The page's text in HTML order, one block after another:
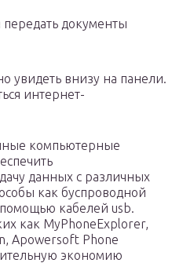
документы
увидеть внизу на панели.
интернет-
компьютерные
данных с различных
как буспроводной
кабелей usb.
как MyPhoneExplorer,
Apowersoft Phone
экономию